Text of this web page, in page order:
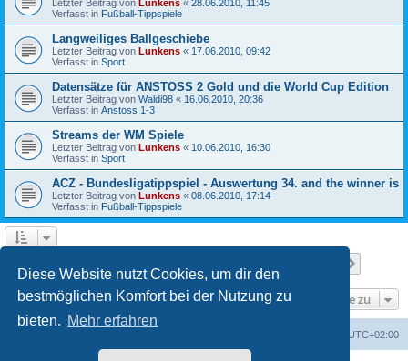
Diese Website nutzt Cookies, um dir den
bestmöglichen Komfort bei der Nutzung zu
bieten. Mehr erfahren
Letzter Beitrag von Lunkens « 28.06.2010, 11:45
Verfasst in Fußball-Tippspiele
Langweiliges Ballgeschiebe
Letzter Beitrag von Lunkens « 17.06.2010, 09:42
Verfasst in Sport
Datensätze für ANSTOSS 2 Gold und die World Cup Edition
Letzter Beitrag von Waldi98 « 16.06.2010, 20:36
Verfasst in Anstoss 1-3
Streams der WM Spiele
Letzter Beitrag von Lunkens « 10.06.2010, 16:30
Verfasst in Sport
ACZ - Bundesligatippspiel - Auswertung 34. and the winner is
Letzter Beitrag von Lunkens « 08.06.2010, 17:14
Verfasst in Fußball-Tippspiele
Gehe zu
UTC+02:00